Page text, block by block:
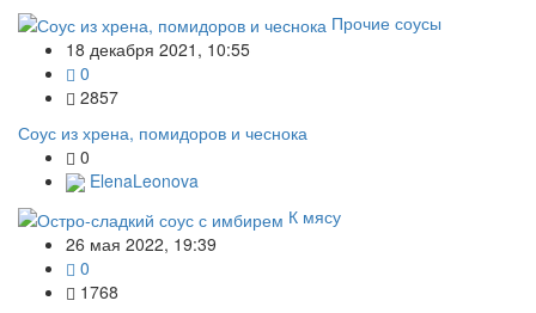
Прочие соусы
18 декабря 2021, 10:55
0
2857
Соус из хрена, помидоров и чеснока
0
ElenaLeonova
К мясу
26 мая 2022, 19:39
0
1768